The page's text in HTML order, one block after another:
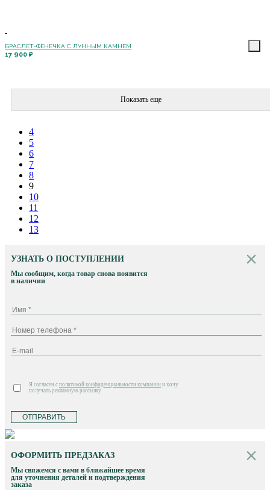
БРАСЛЕТ-ФЕНЕЧКА С ЛУННЫМ КАМНЕМ
17 900 ₽
Показать еще
4
5
6
7
8
9
10
11
12
13
УЗНАТЬ О ПОСТУПЛЕНИИ
Мы сообщим, когда товар снова появится
в наличии
Я согласен с политикой конфиденциальности компании и хочу
получать рекламную рассылку
ОТПРАВИТЬ
ОФОРМИТЬ ПРЕДЗАКАЗ
Мы свяжемся с вами в ближайшее время
для уточнения деталей и подтверждения
заказа